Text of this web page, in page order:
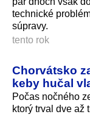
technické
súpravy.
tento rok
Chorvátsko
keby hučal
Počas nočného
ktorý trval dve až